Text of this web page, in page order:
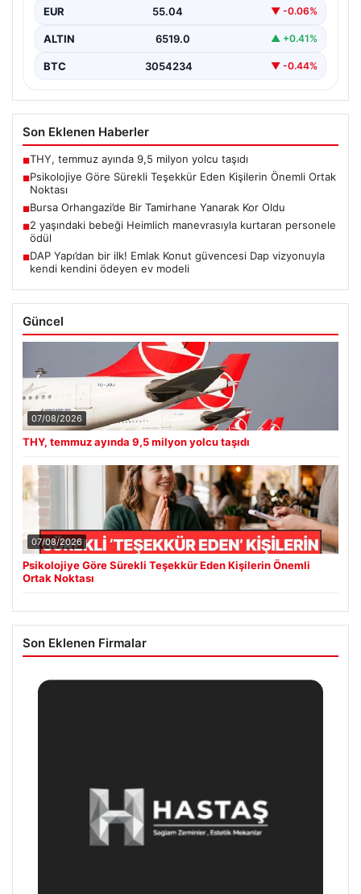
EUR 55.04 ▼ -0.06%
ALTIN 6519.0 ▲ +0.41%
BTC 3054234 ▼ -0.44%
Son Eklenen Haberler
■THY, temmuz ayında 9,5 milyon yolcu taşıdı
■Psikolojiye Göre Sürekli Teşekkür Eden Kişilerin Önemli Ortak
Noktası
■Bursa Orhangazi’de Bir Tamirhane Yanarak Kor Oldu
■2 yaşındaki bebeği Heimlich manevrasıyla kurtaran personele
ödül
■DAP Yapı’dan bir ilk! Emlak Konut güvencesi Dap vizyonuyla
kendi kendini ödeyen ev modeli
Güncel
07/08/2026
THY, temmuz ayında 9,5 milyon yolcu taşıdı
07/08/2026
Psikolojiye Göre Sürekli Teşekkür Eden Kişilerin Önemli
Ortak Noktası
Son Eklenen Firmalar